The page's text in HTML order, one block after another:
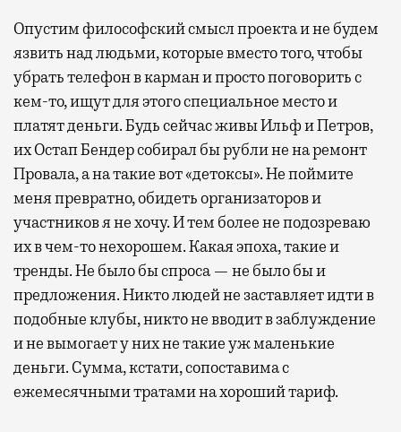
Опустим философский смысл проекта и не будем
язвить над людьми, которые вместо того, чтобы
убрать телефон в карман и просто поговорить с
кем-то, ищут для этого специальное место и
платят деньги. Будь сейчас живы Ильф и Петров,
их Остап Бендер собирал бы рубли не на ремонт
Провала, а на такие вот «детоксы». Не поймите
меня превратно, обидеть организаторов и
участников я не хочу. И тем более не подозреваю
их в чем-то нехорошем. Какая эпоха, такие и
тренды. Не было бы спроса — не было бы и
предложения. Никто людей не заставляет идти в
подобные клубы, никто не вводит в заблуждение
и не вымогает у них не такие уж маленькие
деньги. Сумма, кстати, сопоставима с
ежемесячными тратами на хороший тариф.